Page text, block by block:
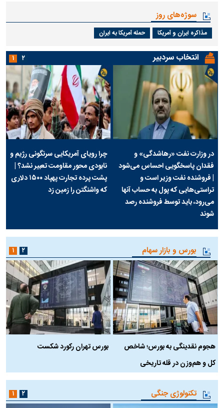
سوژه‌های روز
مذاکره ایران و آمریکا حمله آمریکا به ایران
انتخاب سردبیر
در وزارت نفت «رهاشدگی» و
فقدان پاسخگویی احساس می‌شود
| فروشنده نفت وزیر است و
تراستی‌هایی که پول به حساب آنها
می‌رود، باید توسط فروشنده رصد
شوند
چرا رویای آمریکایی سرنگونی رژیم و
نابودی محور مقاومت تعبیر نشد؟ |
پشت پرده تجارت پهپاد‌ ۱۵۰۰ دلاری
که واشنگتن را زمین زد
۱ ۲
بورس و بازار سهام
هجوم نقدینگی به بورس؛ شاخص
کل و هم‌وزن در قله تاریخی
بورس تهران رکورد شکست
۱ ۲
تکنولوژی جنگی ۱ ۲